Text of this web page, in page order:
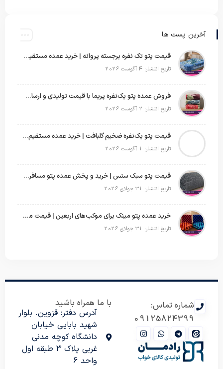
آخرین پست ها
قیمت پتو تک نفره برجسته پروانه | خرید عمده مستقیم با بهترین قیمت بازار
تاریخ انتشار: 4 آگوست 2026
فروش عمده پتو یک‌نفره پریما با قیمت تولیدی و ارسال به سراسر کشور
تاریخ انتشار: 2 آگوست 2026
قیمت پتو یک‌نفره ضخیم گلبافت | خرید عمده مستقیم با بهترین قیمت
تاریخ انتشار: 1 آگوست 2026
قیمت پتو سبک سنس | خرید و پخش عمده پتو مسافرتی Sense
تاریخ انتشار: 31 جولای 2026
خرید عمده پتو مینک برای موکب‌های اربعین | قیمت مناسب و ارسال سریع
تاریخ انتشار: 31 جولای 2026
شماره تماس:
09125824399
با ما همراه باشید
آدرس دفتر: قزوین. بلوار
شهید بابایی خیابان
دانشگاه کوچه مدنی
غربی پلاک 3 طبقه اول
واحد 6